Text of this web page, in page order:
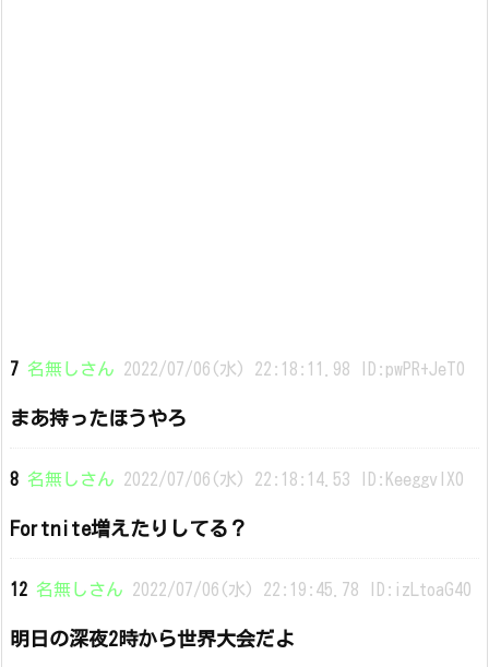
7 名無しさん 2022/07/06(水) 22:18:11.98 ID:pwPR+JeT0
まあ持ったほうやろ
8 名無しさん 2022/07/06(水) 22:18:14.53 ID:KeeggvIX0
Fortnite増えたりしてる？
12 名無しさん 2022/07/06(水) 22:19:45.78 ID:izLtoaG40
明日の深夜2時から世界大会だよ